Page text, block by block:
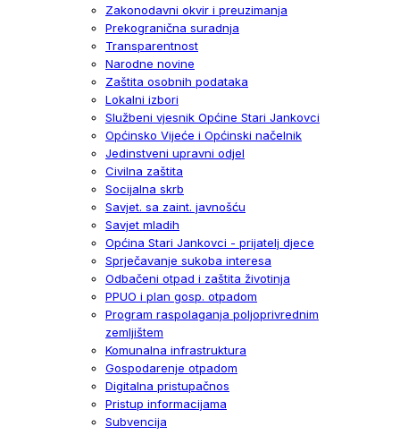
Zakonodavni okvir i preuzimanja
Prekogranična suradnja
Transparentnost
Narodne novine
Zaštita osobnih podataka
Lokalni izbori
Službeni vjesnik Općine Stari Jankovci
Općinsko Vijeće i Općinski načelnik
Jedinstveni upravni odjel
Civilna zaštita
Socijalna skrb
Savjet. sa zaint. javnošću
Savjet mladih
Općina Stari Jankovci - prijatelj djece
Sprječavanje sukoba interesa
Odbačeni otpad i zaštita životinja
PPUO i plan gosp. otpadom
Program raspolaganja poljoprivrednim
zemljištem
Komunalna infrastruktura
Gospodarenje otpadom
Digitalna pristupačnos
Pristup informacijama
Subvencija